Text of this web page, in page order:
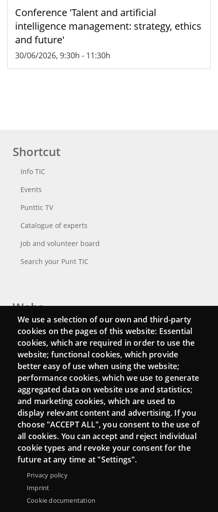
Conference 'Talent and artificial
intelligence management: strategy, ethics
and future'
30/06/2026, 9:30h - 11:30h
Shortcut
Info TIC
Events
Punttic TV
Catalogue of experts
Job and volunteer board
Search your Punt TIC
Webs
Login
Mattermost Punt TIC
Moodle CampusLab
Connect
Contact
Newsletters
We use a selection of our own and third-party
cookies on the pages of this website: Essential
cookies, which are required in order to use the
website; functional cookies, which provide
better easy of use when using the website;
performance cookies, which we use to generate
aggregated data on website use and statistics;
and marketing cookies, which are used to
display relevant content and advertising. If you
choose "ACCEPT ALL", you consent to the use of
all cookies. You can accept and reject individual
cookie types and revoke your consent for the
future at any time at "Settings".
Privacy policy
Imprint
Cookie documentation